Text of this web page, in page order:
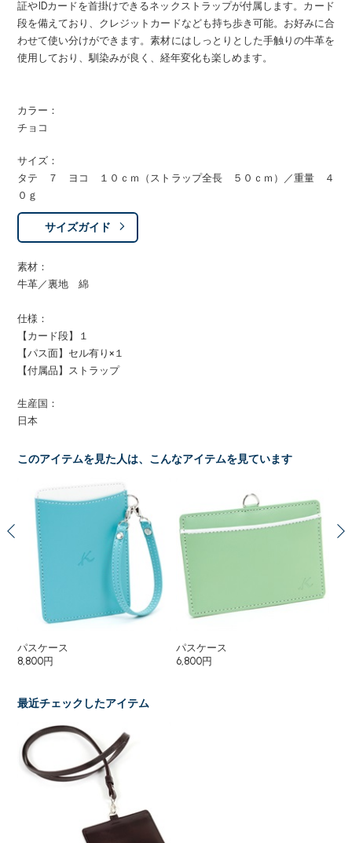
証やIDカードを首掛けできるネックストラップが付属します。カード
段を備えており、クレジットカードなども持ち歩き可能。お好みに合
わせて使い分けができます。素材にはしっとりとした手触りの牛革を
使用しており、馴染みが良く、経年変化も楽しめます。
カラー：
チョコ
サイズ：
タテ ７ ヨコ １０ｃｍ（ストラップ全長 ５０ｃｍ）／重量 ４
０ｇ
サイズガイド
素材：
牛革／裏地 綿
仕様：
【カード段】１
【パス面】セル有り×１
【付属品】ストラップ
生産国：
日本
このアイテムを見た人は、こんなアイテムを見ています
パスケース
8,800円
パスケース
6,800円
最近チェックしたアイテム